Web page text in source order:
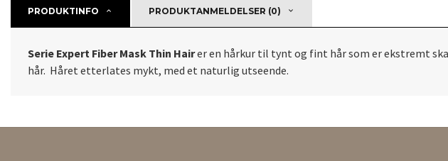
PRODUKTINFO PRODUKTANMELDELSER (0)
Serie Expert Fiber Mask Thin Hairer en hårkur til tynt og fint hår som er ekstremt
hår. Håret etterlates mykt, med et naturlig utseende.